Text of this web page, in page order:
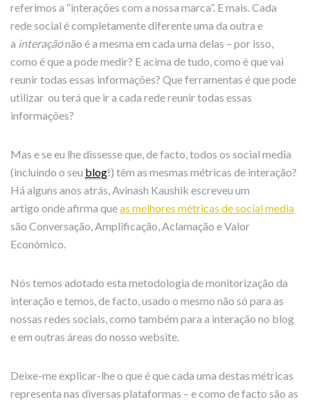
referimos a “interações com a nossa marca”. E mais. Cada
rede social é completamente diferente uma da outra e
a interaçãonão é a mesma em cada uma delas – por isso,
como é que a pode medir? E acima de tudo, como é que vai
reunir todas essas informações? Que ferramentas é que pode
utilizar ou terá que ir a cada rede reunir todas essas
informações?
Mas e se eu lhe dissesse que, de facto, todos os social media
(incluindo o seu blog!) têm as mesmas métricas de interação?
Há alguns anos atrás, Avinash Kaushik escreveu um
artigo onde afirma queas melhores métricas de social media
são Conversação, Amplificação, Aclamação e Valor
Económico.
Nós temos adotado esta metodologia de monitorização da
interação e temos, de facto, usado o mesmo não só para as
nossas redes sociais, como também para a interação no blog
e em outras áreas do nosso website.
Deixe-me explicar-lhe o que é que cada uma destas métricas
representa nas diversas plataformas – e como de facto são as